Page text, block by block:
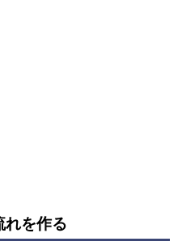
れを作る